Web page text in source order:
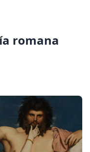
romana